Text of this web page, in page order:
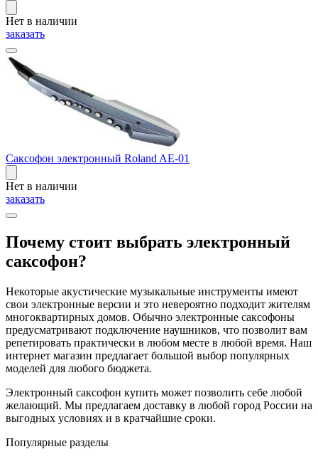
Нет в наличии
заказать
Саксофон электронный Roland AE-01
Нет в наличии
заказать
Почему стоит выбрать электронный
саксофон?
Некоторые акустические музыкальные инструменты имеют
свои электронные версии и это невероятно подходит жителям
многоквартирных домов. Обычно электронные саксофоны
предусматривают подключение наушников, что позволит вам
репетировать практически в любом месте в любой время. Наш
интернет магазин предлагает большой выбор популярных
моделей для любого бюджета.
Электронный саксофон купить может позволить себе любой
желающий. Мы предлагаем доставку в любой город России на
выгодных условиях и в кратчайшие сроки.
Популярные разделы